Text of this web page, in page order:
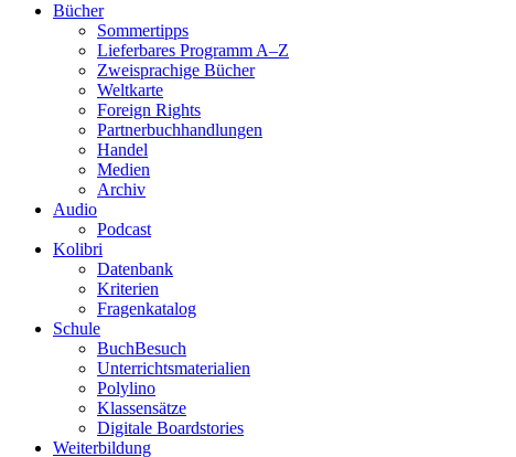
Bücher
Sommertipps
Lieferbares Programm A–Z
Zweisprachige Bücher
Weltkarte
Foreign Rights
Partnerbuchhandlungen
Handel
Medien
Archiv
Audio
Podcast
Kolibri
Datenbank
Kriterien
Fragenkatalog
Schule
BuchBesuch
Unterrichtsmaterialien
Polylino
Klassensätze
Digitale Boardstories
Weiterbildung